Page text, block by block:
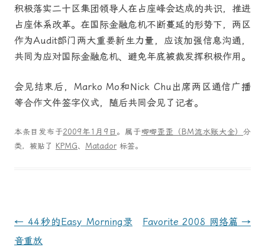
积极落实二十区集团领导人在占座峰会达成的共识，推进
占座体系改革。在国际金融危机不断蔓延的形势下，两区
作为Audit部门两大重要新生力量，应该加强信息沟通，
共同为应对国际金融危机、避免年底被裁发挥积极作用。
会见结束后，Marko Mo和Nick Chu出席两区通信广播
等合作文件签字仪式，随后共同会见了记者。
本条目发布于2009年1月9日 。属于唧唧歪歪（BM流水账大全）分
类，被贴了 KPMG、 Matador 标签。
文
章
← 44秒的Easy Morning录
音重放
Favorite 2008 网络篇 →